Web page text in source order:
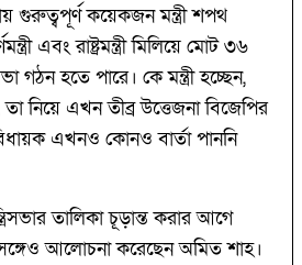
গুরুত্বপূর্ণ কয়েকজন মন্ত্রী শপথ
এবং রাষ্ট্রমন্ত্রী মিলিয়ে মোট ৩৬
গঠন হতে পারে। কে মন্ত্রী হচ্ছেন,
নিয়ে এখন তীব্র উত্তেজনা বিজেপির
এখনও কোনও বার্তা পাননি
তালিকা চূড়ান্ত করার আগে
আলোচনা করেছেন অমিত শাহ।